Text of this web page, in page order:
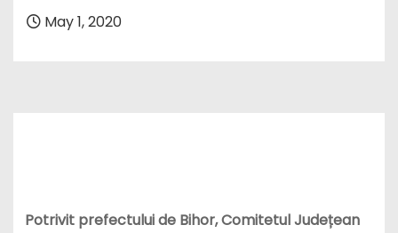
May 1, 2020
Potrivit prefectului de Bihor, Comitetul Județean